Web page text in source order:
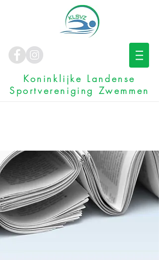
Koninklijke Landense
Sportvereniging Zwemmen